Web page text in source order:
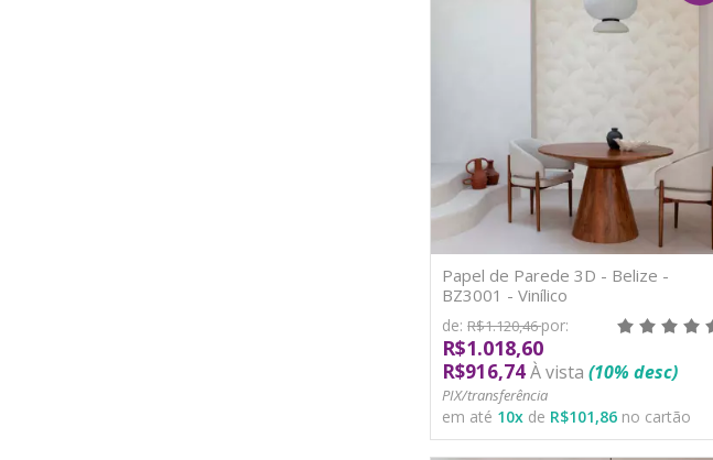
Papel de Parede 3D - Belize -
BZ3001 - Vinílico
de: R$1.120,46por:
R$1.018,60
R$916,74À vista (10% desc)
PIX/transferência
em até 10x de R$101,86 no cartão